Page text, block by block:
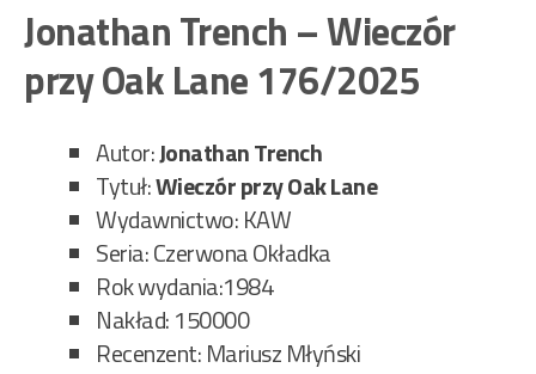
Jonathan Trench – Wieczór
przy Oak Lane 176/2025
Autor:Jonathan Trench
Tytuł:Wieczór przy Oak Lane
Wydawnictwo: KAW
Seria: Czerwona Okładka
Rok wydania:1984
Nakład: 150000
Recenzent: Mariusz Młyński